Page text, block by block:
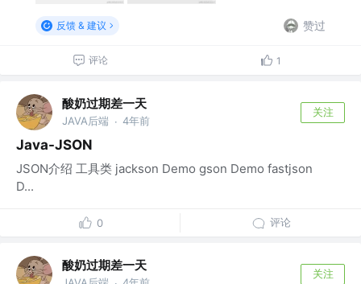
反馈 & 建议 赞过
评论 1
酸奶过期差一天
JAVA后端 · 4年前
关注
Java-JSON
JSON介绍 工具类 jackson Demo gson Demo fastjson
D...
0 评论
酸奶过期差一天
关注